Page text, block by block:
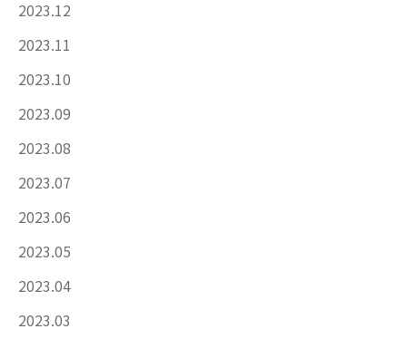
2023.12
2023.11
2023.10
2023.09
2023.08
2023.07
2023.06
2023.05
2023.04
2023.03